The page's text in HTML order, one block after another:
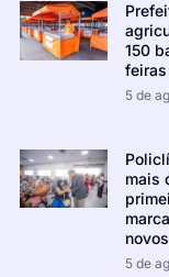
150
feiras
5 de
mais
5 de